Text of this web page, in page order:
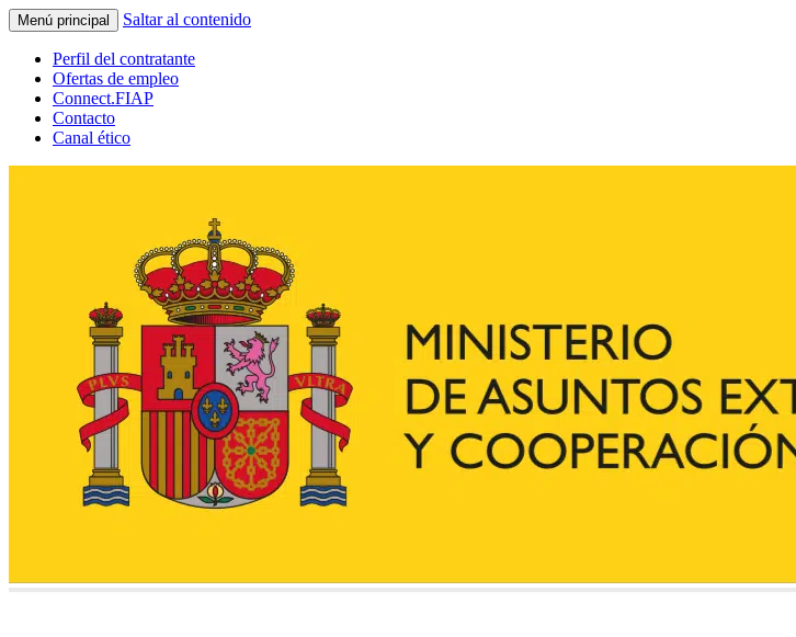
Menú principal Saltar al contenido
Perfil del contratante
Ofertas de empleo
Connect.FIAP
Contacto
Canal ético